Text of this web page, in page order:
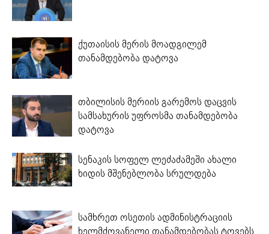
ქუთაისის მერის მოადგილემ
თანამდებობა დატოვა
თბილისის მერიის გარემოს დაცვის
სამსახურის უფროსმა თანამდებობა
დატოვა
სენაკის სოფელ ლეძაძამეში ახალი
ხიდის მშენებლობა სრულდება
სამხრეთ ოსეთის ადმინისტრაციის